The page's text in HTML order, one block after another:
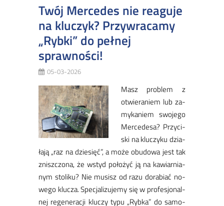
​Twój Mercedes nie reaguje
na kluczyk? Przywracamy
„Rybki” do pełnej
sprawności!
05-03-2026
Masz pro­blem z
otwie­ra­niem lub za­
my­ka­niem swo­je­go
Mer­ce­de­sa? Przy­ci­
ski na klu­czy­ku dzia­
ła­ją „raz na dzie­się­ć”, a mo­że obu­do­wa jest tak
znisz­czo­na, że wstyd po­ło­żyć ją na ka­wiar­nia­
nym sto­li­ku? Nie mu­sisz od ra­zu do­ra­biać no­
we­go klu­cza. Spe­cja­li­zu­je­my się w pro­fe­sjo­nal­
nej re­ge­ne­ra­cji klu­czy ty­pu „Ryb­ka” do sa­mo­